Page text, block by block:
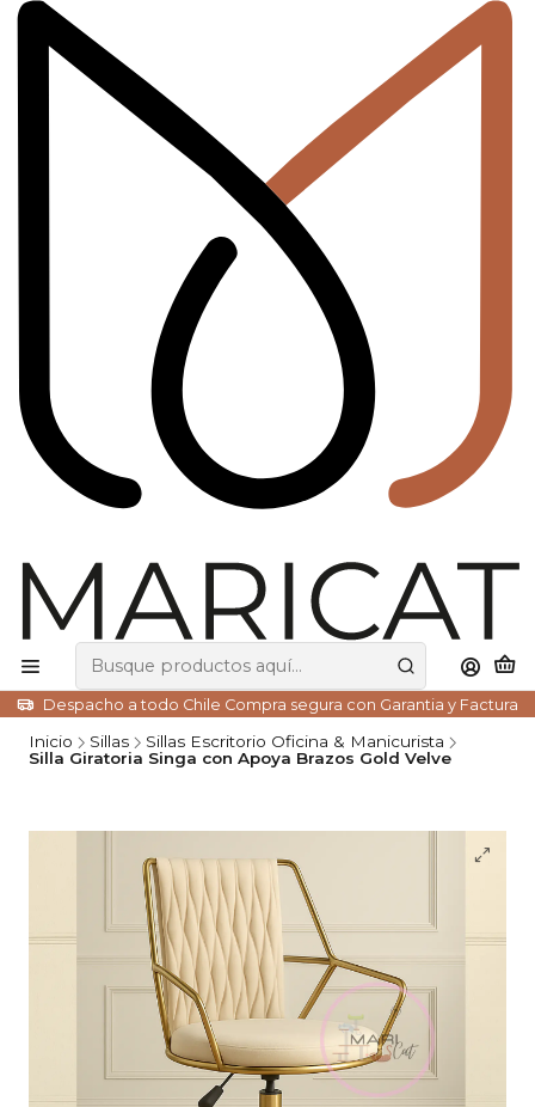
Despacho a todo Chile Compra segura con Garantia y Factura
Inicio Sillas
Sillas Escritorio Oficina & Manicurista
Silla Giratoria Singa con Apoya Brazos Gold Velve